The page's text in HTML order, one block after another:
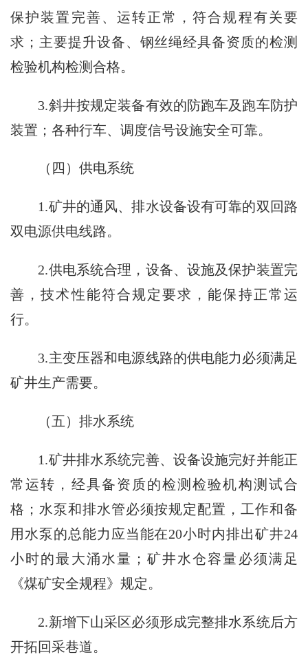
保护装置完善、运转正常，符合规程有关要
求；主要提升设备、钢丝绳经具备资质的检测
检验机构检测合格。
3.斜井按规定装备有效的防跑车及跑车防护
装置；各种行车、调度信号设施安全可靠。
（四）供电系统
1.矿井的通风、排水设备设有可靠的双回路
双电源供电线路。
2.供电系统合理，设备、设施及保护装置完
善，技术性能符合规定要求，能保持正常运
行。
3.主变压器和电源线路的供电能力必须满足
矿井生产需要。
（五）排水系统
1.矿井排水系统完善、设备设施完好并能正
常运转，经具备资质的检测检验机构测试合
格；水泵和排水管必须按规定配置，工作和备
用水泵的总能力应当能在20小时内排出矿井24
小时的最大涌水量；矿井水仓容量必须满足
《煤矿安全规程》规定。
2.新增下山采区必须形成完整排水系统后方
开拓回采巷道。